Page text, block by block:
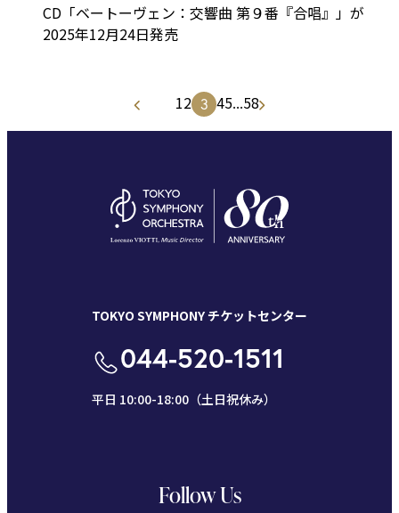
CD「ベートーヴェン：交響曲 第９番『合唱』」が
2025年12月24日発売
12 3 45...58
TOKYO SYMPHONY チケットセンター
044-520-1511
平日 10:00-18:00（土日祝休み）
Follow Us